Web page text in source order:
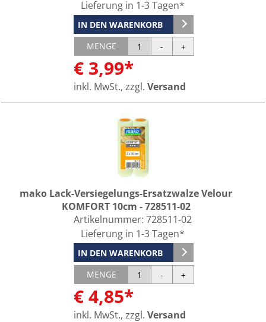
Lieferung in 1-3 Tagen*
IN DEN WARENKORB
MENGE
€ 3,99*
inkl. MwSt., zzgl. Versand
mako Lack-Versiegelungs-Ersatzwalze Velour
KOMFORT 10cm - 728511-02
Artikelnummer:728511-02
Lieferung in 1-3 Tagen*
IN DEN WARENKORB
MENGE
€ 4,85*
inkl. MwSt., zzgl. Versand